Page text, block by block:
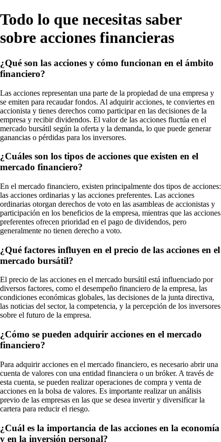
Todo lo que necesitas saber
sobre acciones financieras
¿Qué son las acciones y cómo funcionan en el ámbito
financiero?
Las acciones representan una parte de la propiedad de una empresa y
se emiten para recaudar fondos. Al adquirir acciones, te conviertes en
accionista y tienes derechos como participar en las decisiones de la
empresa y recibir dividendos. El valor de las acciones fluctúa en el
mercado bursátil según la oferta y la demanda, lo que puede generar
ganancias o pérdidas para los inversores.
¿Cuáles son los tipos de acciones que existen en el
mercado financiero?
En el mercado financiero, existen principalmente dos tipos de acciones:
las acciones ordinarias y las acciones preferentes. Las acciones
ordinarias otorgan derechos de voto en las asambleas de accionistas y
participación en los beneficios de la empresa, mientras que las acciones
preferentes ofrecen prioridad en el pago de dividendos, pero
generalmente no tienen derecho a voto.
¿Qué factores influyen en el precio de las acciones en el
mercado bursátil?
El precio de las acciones en el mercado bursátil está influenciado por
diversos factores, como el desempeño financiero de la empresa, las
condiciones económicas globales, las decisiones de la junta directiva,
las noticias del sector, la competencia, y la percepción de los inversores
sobre el futuro de la empresa.
¿Cómo se pueden adquirir acciones en el mercado
financiero?
Para adquirir acciones en el mercado financiero, es necesario abrir una
cuenta de valores con una entidad financiera o un bróker. A través de
esta cuenta, se pueden realizar operaciones de compra y venta de
acciones en la bolsa de valores. Es importante realizar un análisis
previo de las empresas en las que se desea invertir y diversificar la
cartera para reducir el riesgo.
¿Cuál es la importancia de las acciones en la economía
y en la inversión personal?